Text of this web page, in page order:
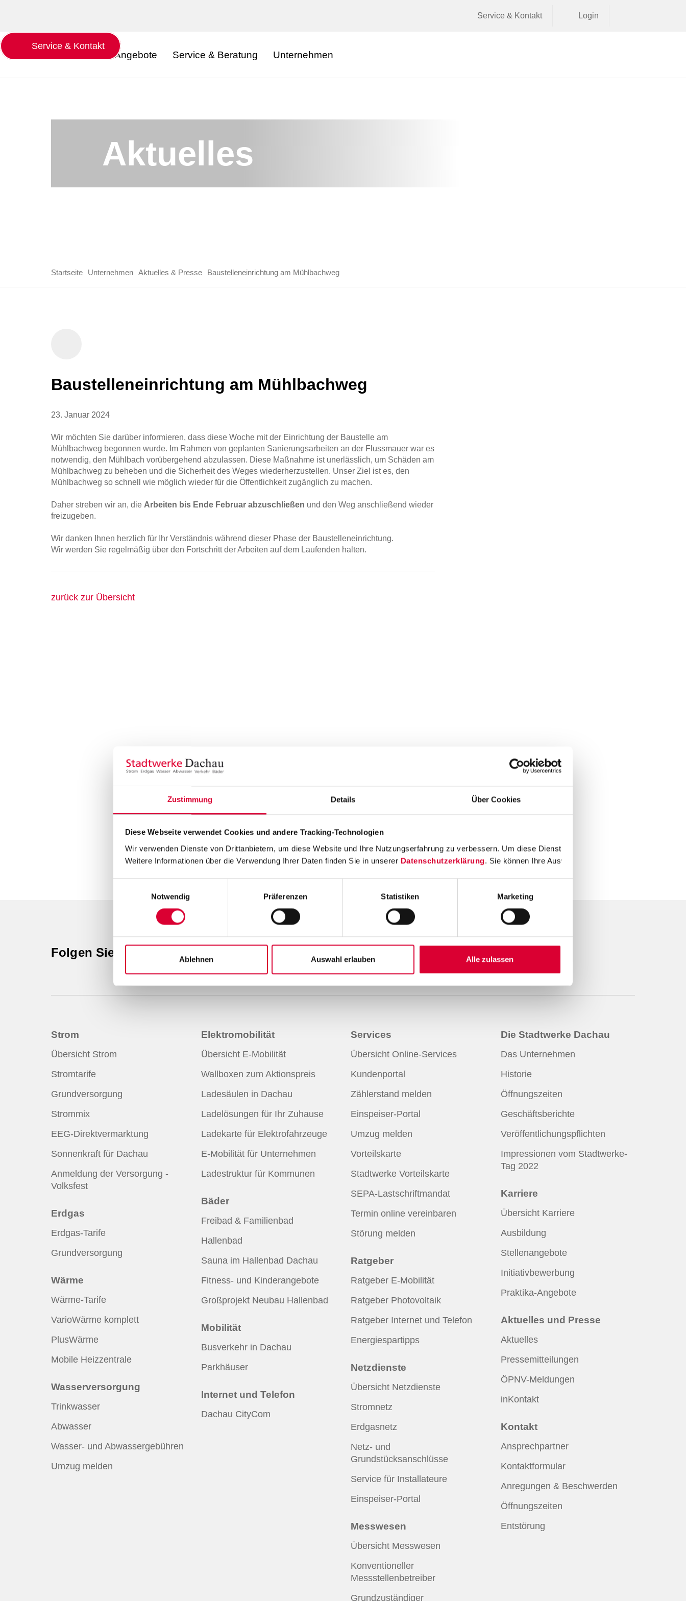
Zustimmung Details Über Cookies
Diese Webseite verwendet Cookies und andere Tracking-Technologien
Wir verwenden Dienste von Drittanbietern, um diese Website und Ihre Nutzungserfahrung zu verbessern. Um diese Dienste verwenden zu können,
Weitere Informationen über die Verwendung Ihrer Daten finden Sie in unserer Datenschutzerklärung. Sie können Ihre Auswahl jederzeit unter "
Notwendig
Präferenzen Statistiken Marketing
Ablehnen Auswahl erlauben Alle zulassen
Service & Kontakt Login
Service & Kontakt
Tarife & Angebote Service & Beratung Unternehmen
Aktuelles
Startseite Unternehmen Aktuelles & Presse Baustelleneinrichtung am Mühlbachweg
Baustelleneinrichtung am Mühlbachweg
23. Januar 2024
Wir möchten Sie darüber informieren, dass diese Woche mit der Einrichtung der Baustelle am
Mühlbachweg begonnen wurde. Im Rahmen von geplanten Sanierungsarbeiten an der Flussmauer war es
notwendig, den Mühlbach vorübergehend abzulassen. Diese Maßnahme ist unerlässlich, um Schäden am
Mühlbachweg zu beheben und die Sicherheit des Weges wiederherzustellen. Unser Ziel ist es, den
Mühlbachweg so schnell wie möglich wieder für die Öffentlichkeit zugänglich zu machen.
Daher streben wir an, die Arbeiten bis Ende Februar abzuschließen und den Weg anschließend wieder
freizugeben.
Wir danken Ihnen herzlich für Ihr Verständnis während dieser Phase der Baustelleneinrichtung.
Wir werden Sie regelmäßig über den Fortschritt der Arbeiten auf dem Laufenden halten.
zurück zur Übersicht
Folgen Sie uns auf unseren Social-Media-Kanälen:
Strom
Übersicht Strom
Stromtarife
Grundversorgung
Strommix
EEG-Direktvermarktung
Sonnenkraft für Dachau
Anmeldung der Versorgung -
Volksfest
Erdgas
Erdgas-Tarife
Grundversorgung
Wärme
Wärme-Tarife
VarioWärme komplett
PlusWärme
Mobile Heizzentrale
Wasserversorgung
Trinkwasser
Abwasser
Wasser- und Abwassergebühren
Umzug melden
Elektromobilität
Übersicht E-Mobilität
Wallboxen zum Aktionspreis
Ladesäulen in Dachau
Ladelösungen für Ihr Zuhause
Ladekarte für Elektrofahrzeuge
E-Mobilität für Unternehmen
Ladestruktur für Kommunen
Bäder
Freibad & Familienbad
Hallenbad
Sauna im Hallenbad Dachau
Fitness- und Kinderangebote
Großprojekt Neubau Hallenbad
Mobilität
Busverkehr in Dachau
Parkhäuser
Internet und Telefon
Dachau CityCom
Services
Übersicht Online-Services
Kundenportal
Zählerstand melden
Einspeiser-Portal
Umzug melden
Vorteilskarte
Stadtwerke Vorteilskarte
SEPA-Lastschriftmandat
Termin online vereinbaren
Störung melden
Ratgeber
Ratgeber E-Mobilität
Ratgeber Photovoltaik
Ratgeber Internet und Telefon
Energiespartipps
Netzdienste
Übersicht Netzdienste
Stromnetz
Erdgasnetz
Netz- und
Grundstücksanschlüsse
Service für Installateure
Einspeiser-Portal
Messwesen
Übersicht Messwesen
Konventioneller
Messstellenbetreiber
Grundzuständiger
Die Stadtwerke Dachau
Das Unternehmen
Historie
Öffnungszeiten
Geschäftsberichte
Veröffentlichungspflichten
Impressionen vom Stadtwerke-
Tag 2022
Karriere
Übersicht Karriere
Ausbildung
Stellenangebote
Initiativbewerbung
Praktika-Angebote
Aktuelles und Presse
Aktuelles
Pressemitteilungen
ÖPNV-Meldungen
inKontakt
Kontakt
Ansprechpartner
Kontaktformular
Anregungen & Beschwerden
Öffnungszeiten
Entstörung